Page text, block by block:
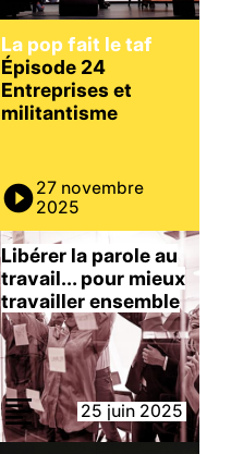
La pop fait le taf
Épisode 24
Entreprises et
militantisme
27 novembre
2025
Libérer la parole au
travail… pour mieux
travailler ensemble
25 juin 2025